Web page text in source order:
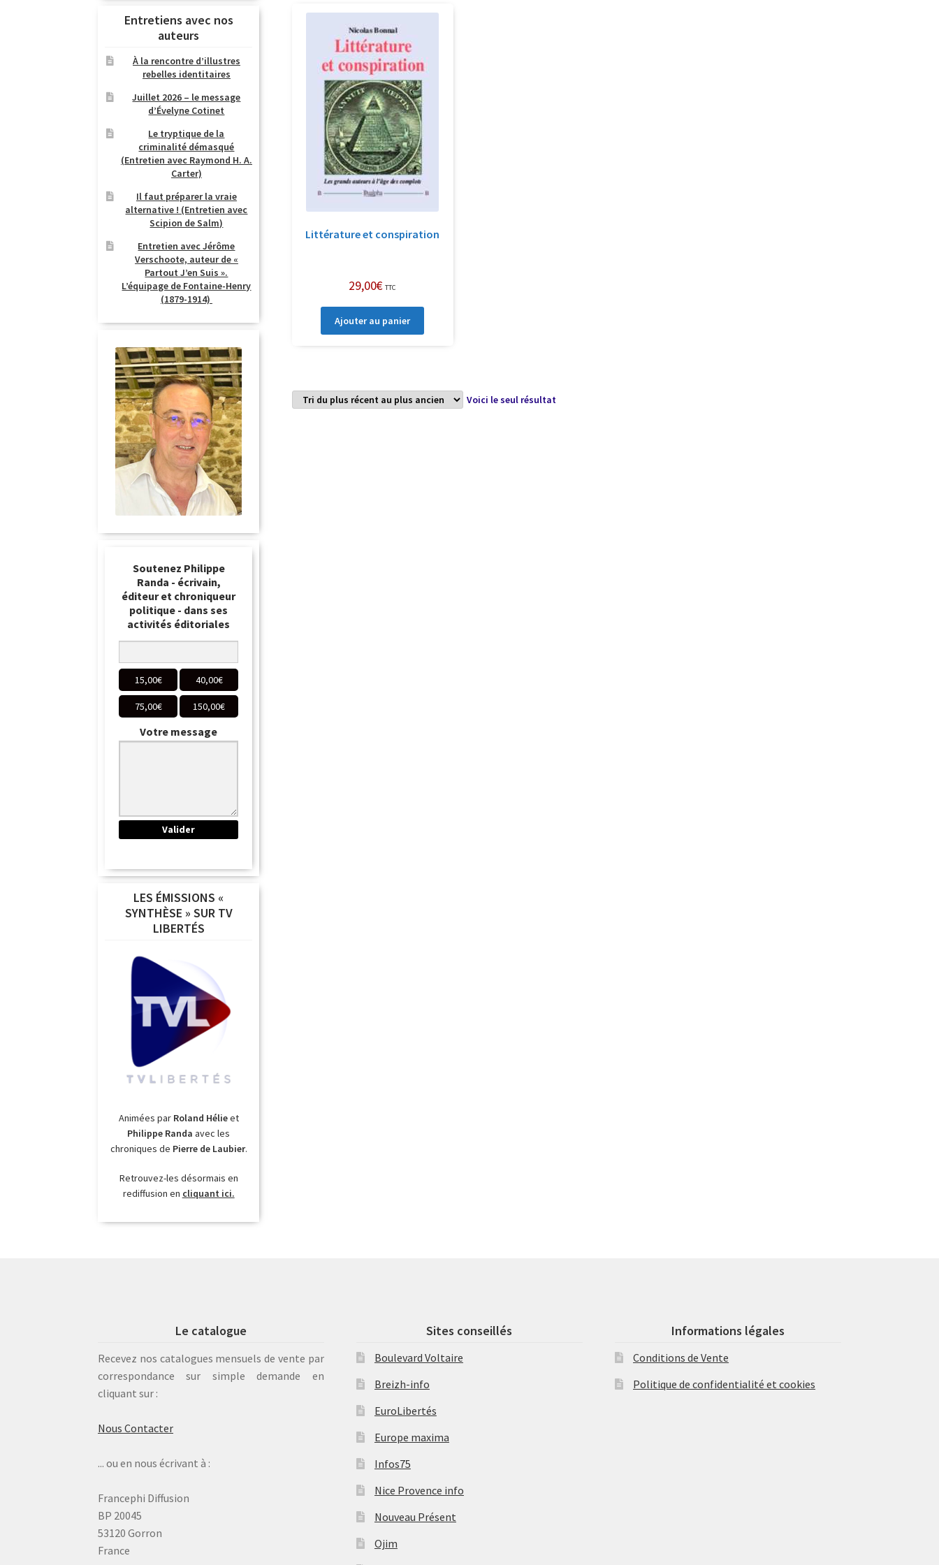
Littérature et conspiration
29,00€ TTC
Ajouter au panier
Voici le seul résultat
Entretiens avec nos
auteurs
À la rencontre d’illustres
rebelles identitaires
Juillet 2026 – le message
d’Évelyne Cotinet
Le tryptique de la
criminalité démasqué
(Entretien avec Raymond H. A.
Carter)
Il faut préparer la vraie
alternative ! (Entretien avec
Scipion de Salm)
Entretien avec Jérôme
Verschoote, auteur de «
Partout J’en Suis ».
L’équipage de Fontaine-Henry
(1879-1914)
Soutenez Philippe
Randa - écrivain,
éditeur et chroniqueur
politique - dans ses
activités éditoriales
15,00€ 40,00€
75,00€ 150,00€
Votre message
LES ÉMISSIONS «
SYNTHÈSE » SUR TV
LIBERTÉS
Animées par Roland Hélieet
Philippe Randa avec les
chroniques de Pierre de Laubier.
Retrouvez-les désormais en
rediffusion en cliquant ici.
Le catalogue
Recevez nos catalogues mensuels de vente par
correspondance sur simple demande en
cliquant sur :
Nous Contacter
... ou en nous écrivant à :
Francephi Diffusion
BP 20045
53120 Gorron
France
Sites conseillés
Boulevard Voltaire
Breizh-info
EuroLibertés
Europe maxima
Infos75
Nice Provence info
Nouveau Présent
Ojim
Informations légales
Conditions de Vente
Politique de confidentialité et cookies